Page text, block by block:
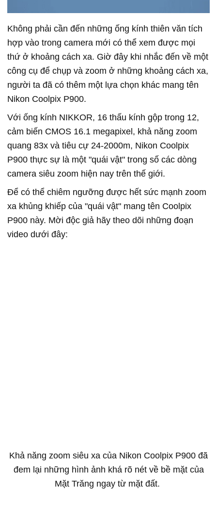
Không phải cần đến những ống kính thiên văn tích
hợp vào trong camera mới có thể xem được mọi
thứ ở khoảng cách xa. Giờ đây khi nhắc đến về một
công cụ để chụp và zoom ở những khoảng cách xa,
người ta đã có thêm một lựa chọn khác mang tên
Nikon Coolpix P900.
Với ống kính NIKKOR, 16 thấu kính gộp trong 12,
cảm biến CMOS 16.1 megapixel, khả năng zoom
quang 83x và tiêu cự 24-2000m, Nikon Coolpix
P900 thực sự là một "quái vật" trong số các dòng
camera siêu zoom hiện nay trên thế giới.
Để có thể chiêm ngưỡng được hết sức mạnh zoom
xa khủng khiếp của "quái vật" mang tên Coolpix
P900 này. Mời độc giả hãy theo dõi những đoạn
video dưới đây:
Khả năng zoom siêu xa của Nikon Coolpix P900 đã
đem lại những hình ảnh khá rõ nét về bề mặt của
Mặt Trăng ngay từ mặt đất.